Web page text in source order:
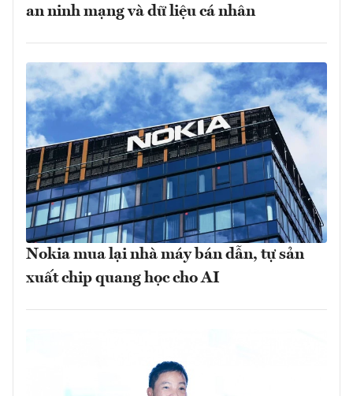
an ninh mạng và dữ liệu cá nhân
Nokia mua lại nhà máy bán dẫn, tự sản
xuất chip quang học cho AI